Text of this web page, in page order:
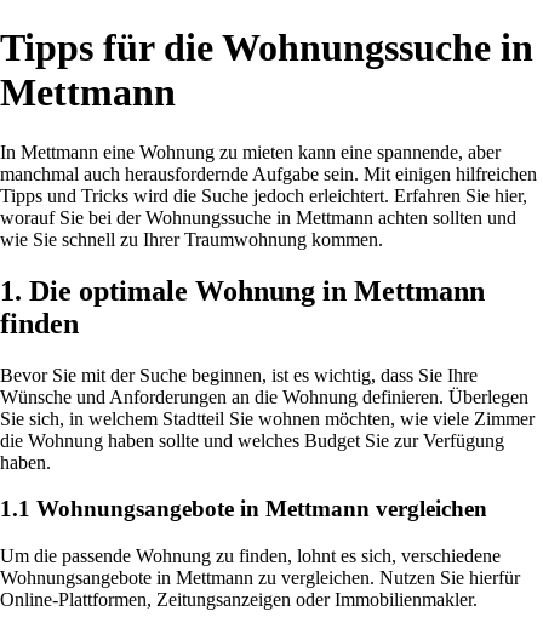
Tipps für die Wohnungssuche in
Mettmann
In Mettmann eine Wohnung zu mieten kann eine spannende, aber
manchmal auch herausfordernde Aufgabe sein. Mit einigen hilfreichen
Tipps und Tricks wird die Suche jedoch erleichtert. Erfahren Sie hier,
worauf Sie bei der Wohnungssuche in Mettmann achten sollten und
wie Sie schnell zu Ihrer Traumwohnung kommen.
1. Die optimale Wohnung in Mettmann
finden
Bevor Sie mit der Suche beginnen, ist es wichtig, dass Sie Ihre
Wünsche und Anforderungen an die Wohnung definieren. Überlegen
Sie sich, in welchem Stadtteil Sie wohnen möchten, wie viele Zimmer
die Wohnung haben sollte und welches Budget Sie zur Verfügung
haben.
1.1 Wohnungsangebote in Mettmann vergleichen
Um die passende Wohnung zu finden, lohnt es sich, verschiedene
Wohnungsangebote in Mettmann zu vergleichen. Nutzen Sie hierfür
Online-Plattformen, Zeitungsanzeigen oder Immobilienmakler.